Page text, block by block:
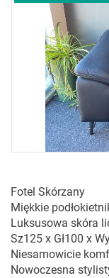
na
początek
galerii
Fotel Skórzany
Miękkie
Luksusowa skóra
Sz125 x Gł100 x
Niesamowicie
Nowoczesna